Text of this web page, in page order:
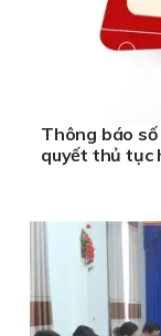
Thông báo
quyết thủ tục